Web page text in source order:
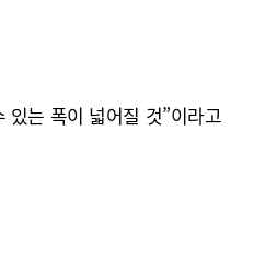
있는 폭이 넓어질 것”이라고